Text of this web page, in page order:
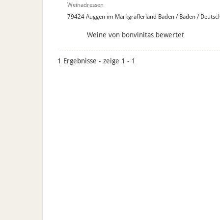
Weinadressen
79424 Auggen im Markgräflerland Baden / Baden /
Weine von bonvinitas bewertet
1 Ergebnisse - zeige 1 - 1